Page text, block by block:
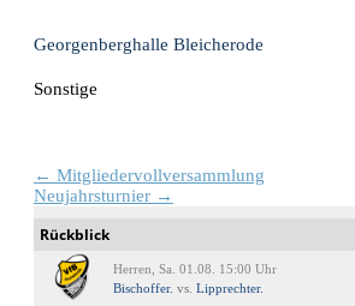
Georgenberghalle Bleicherode
Sonstige
Post
navigation
← Mitgliedervollversammlung
Neujahrsturnier →
Rückblick
Herren, Sa. 01.08. 15:00 Uhr
Bischoffer. vs. Lipprechter.